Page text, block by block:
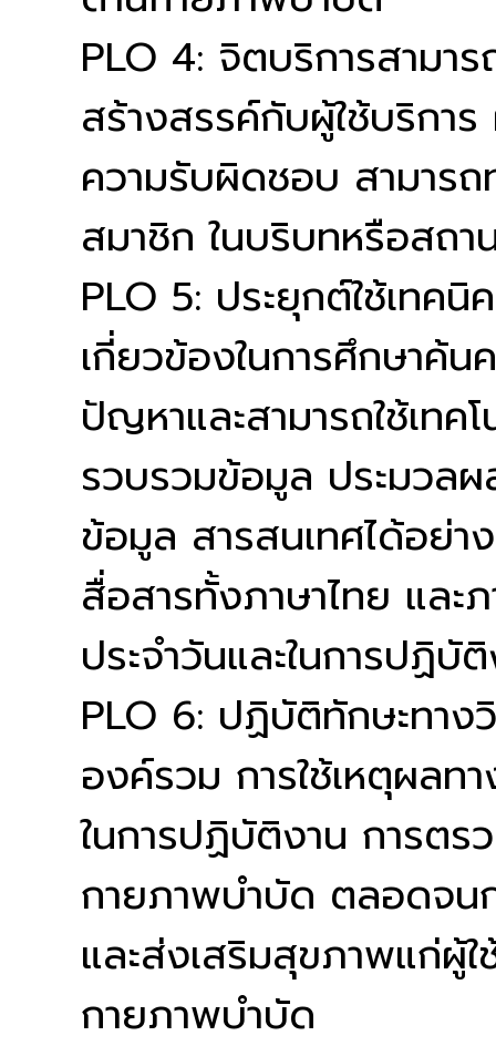
PLO 4: จิตบริการสามา
สร้างสรรค์กับผู้ใช้บริก
ความรับผิดชอบ สามารถ
สมาชิก ในบริบทหรือสถ
PLO 5: ประยุกต์ใช้เทค
เกี่ยวข้องในการศึกษาค้น
ปัญหาและสามารถใช้เทค
รวบรวมข้อมูล ประมวล
ข้อมูล สารสนเทศได้อย่า
สื่อสารทั้งภาษาไทย และ
ประจำวันและในการปฏิ
PLO 6: ปฏิบัติทักษะทา
องค์รวม การใช้เหตุผลท
ในการปฏิบัติงาน การตร
กายภาพบำบัด ตลอดจ
และส่งเสริมสุขภาพแก่ผู้
กายภาพบำบัด